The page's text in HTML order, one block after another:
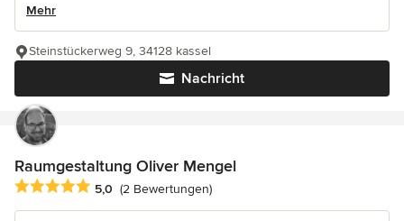
Mehr
Nachricht
Steinstückerweg 9, 34128 kassel
Raumgestaltung Oliver Mengel
Durchschnittliche Bewertung: 5 von 5 Sternen
5,0 (2 Bewertungen)